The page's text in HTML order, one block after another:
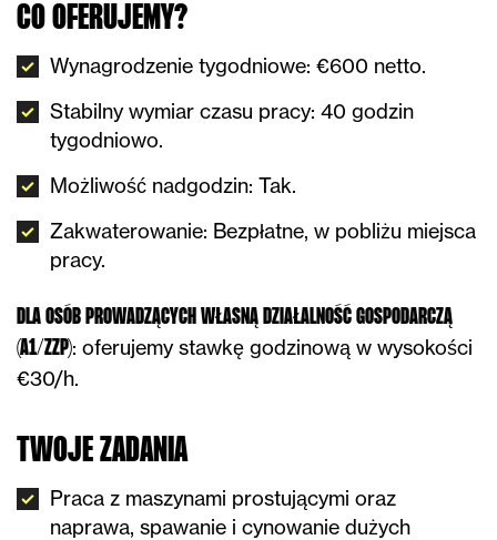
CO OFERUJEMY?
Wynagrodzenie tygodniowe: €600 netto.
Stabilny wymiar czasu pracy: 40 godzin
tygodniowo.
Możliwość nadgodzin: Tak.
Zakwaterowanie: Bezpłatne, w pobliżu miejsca
pracy.
DLA OSÓB PROWADZĄCYCH WŁASNĄ DZIAŁALNOŚĆ GOSPODARCZĄ
(A1/ZZP): oferujemy stawkę godzinową w wysokości
€30/h.
TWOJE ZADANIA
Praca z maszynami prostującymi oraz
naprawa, spawanie i cynowanie dużych